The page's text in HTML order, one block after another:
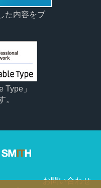
た内容をブ
Type」
。
お問い合わせ